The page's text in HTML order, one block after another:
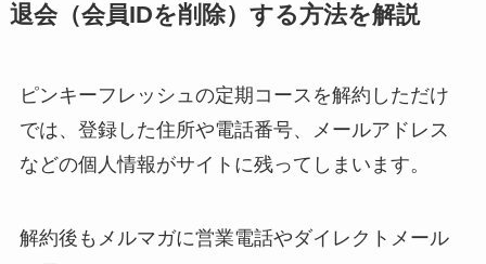
退会（会員IDを削除）する方法を解説
ピンキーフレッシュの定期コースを解約しただけ
では、登録した住所や電話番号、メールアドレス
などの個人情報がサイトに残ってしまいます。
解約後もメルマガに営業電話やダイレクトメール